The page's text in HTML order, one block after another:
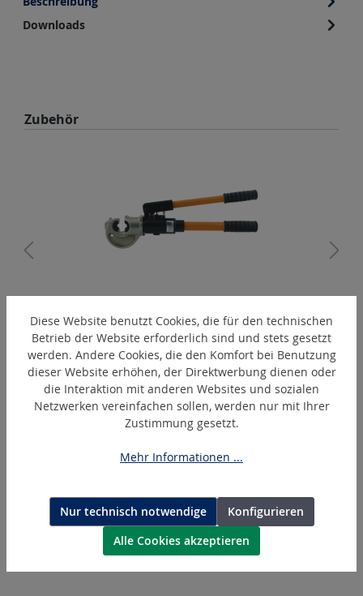
Downloads
Produktgalerie überspringen
Zubehör
EPC410
Hand-hydraulisches Presswerkzeug
Produktgalerie überspringen
Ähnliche Artikel
Diese Website benutzt Cookies, die für den technischen
Betrieb der Website erforderlich sind und stets gesetzt
werden. Andere Cookies, die den Komfort bei Benutzung
dieser Website erhöhen, der Direktwerbung dienen oder
die Interaktion mit anderen Websites und sozialen
Netzwerken vereinfachen sollen, werden nur mit Ihrer
Zustimmung gesetzt.
Mehr Informationen ...
Nur technisch notwendige
Konfigurieren
Alle Cookies akzeptieren